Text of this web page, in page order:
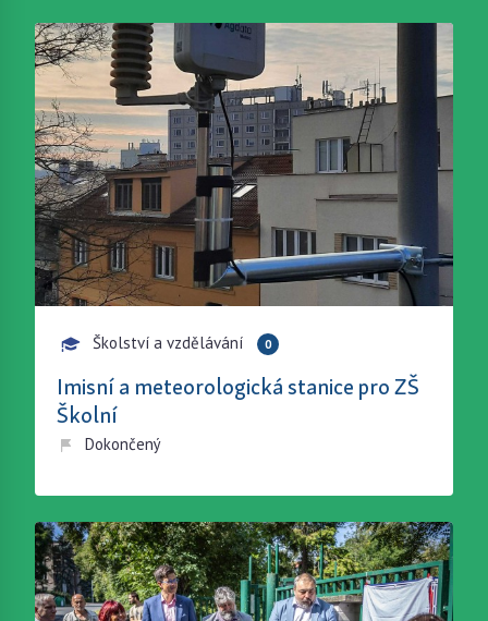
Školství a vzdělávání 0
Imisní a meteorologická stanice pro ZŠ
Školní
Dokončený